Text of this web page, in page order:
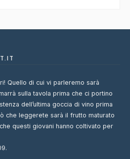
Quello di cui vi parleremo sarà
sulla tavola prima che ci portino
dell’ultima goccia di vino prima
che leggerete sarà il frutto maturato
questi giovani hanno coltivato per